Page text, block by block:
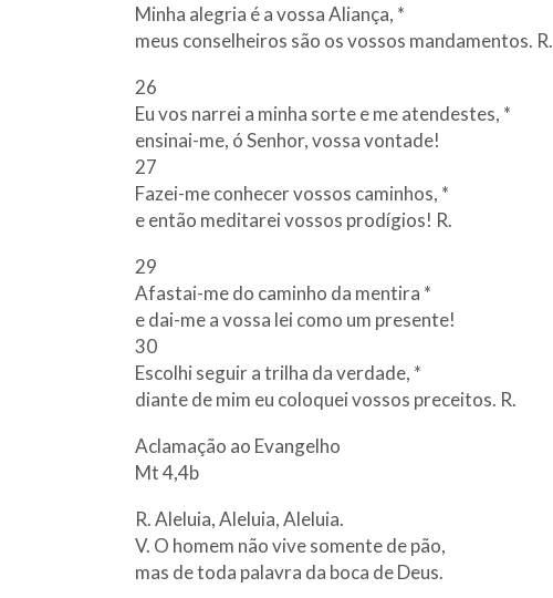
Minha alegria é a vossa Aliança, *
meus conselheiros são os vossos mandamentos. R.
26
Eu vos narrei a minha sorte e me atendestes, *
ensinai-me, ó Senhor, vossa vontade!
27
Fazei-me conhecer vossos caminhos, *
e então meditarei vossos prodígios! R.
29
Afastai-me do caminho da mentira *
e dai-me a vossa lei como um presente!
30
Escolhi seguir a trilha da verdade, *
diante de mim eu coloquei vossos preceitos. R.
Aclamação ao Evangelho
Mt 4,4b
R. Aleluia, Aleluia, Aleluia.
V. O homem não vive somente de pão,
mas de toda palavra da boca de Deus.